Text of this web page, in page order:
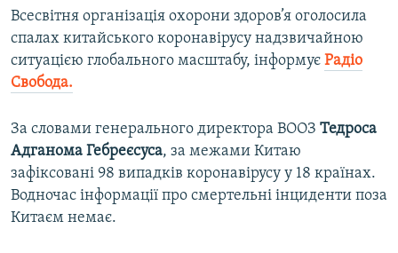
Усі сайти RFE/RL
Всесвітня організація охорони здоров’я оголосила
спалах китайського коронавірусу надзвичайною
ситуацією глобального масштабу, інформує Радіо
Свобода.
За словами генерального директора ВООЗ Тедроса
Адганома Гебреєсуса, за межами Китаю
зафіксовані 98 випадків коронавірусу у 18 країнах.
Водночас інформації про смертельні інциденти поза
Китаєм немає.